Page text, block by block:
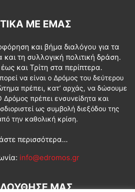
ΜΕ ΕΜΆΣ
και βήμα διαλόγου για τα
και τη συλλογική πολιτική δράση.
και Τρίτη στα περίπτερα.
να είναι ο Δρόμος του δεύτερου
πρέπει, κατ’ αρχάς, να δώσουμε
πρέπει ενσυνείδητα και
ως συμβολή διεξόδου της
την καθολική κρίση.
περισσότερα...
info@edromos.gr
ΜΑΣ